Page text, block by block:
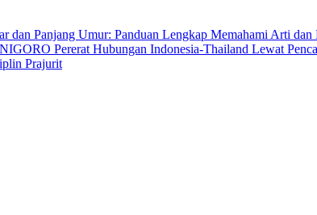
dan Panjang Umur: Panduan Lengkap Memahami Arti
Pererat Hubungan Indonesia-Thailand Lewat
Prajurit